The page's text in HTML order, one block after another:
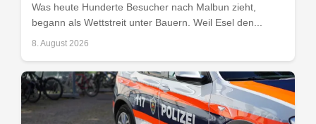
Was heute Hunderte Besucher nach Malbun zieht,
begann als Wettstreit unter Bauern. Weil Esel den...
8. August 2026